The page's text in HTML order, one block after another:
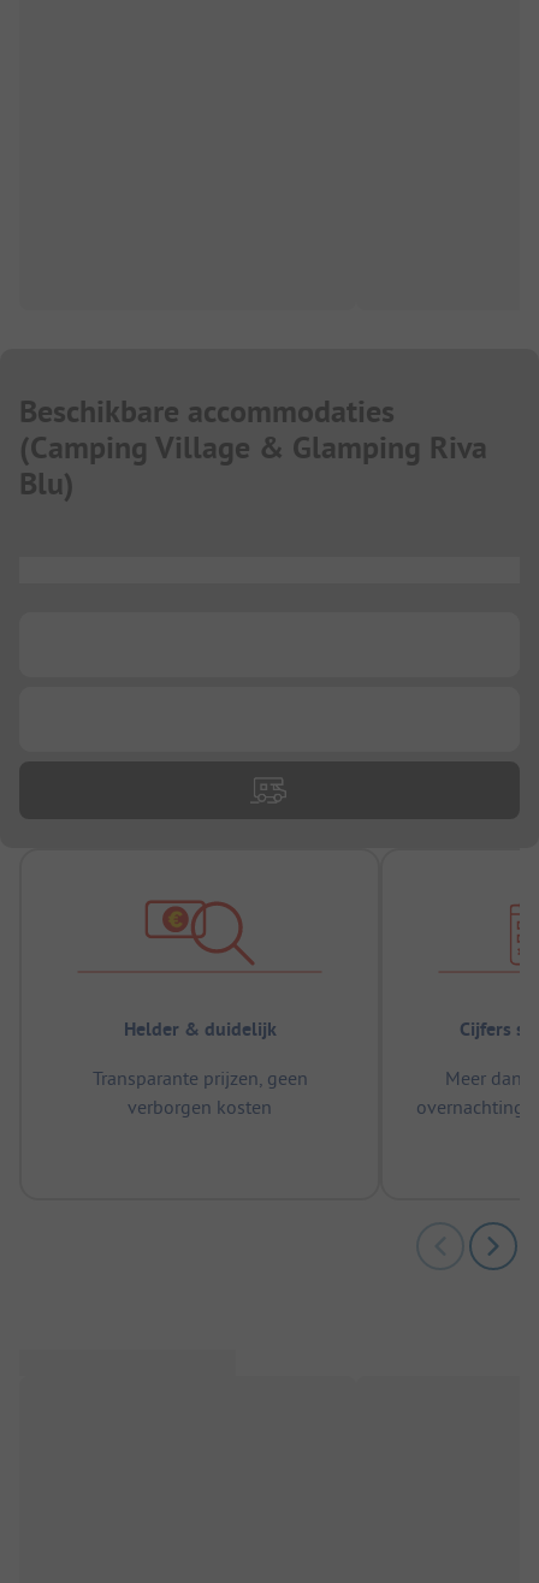
Beschikbare accommodaties
(Camping Village & Glamping Riva
Blu)
Helder & duidelijk
Transparante prijzen, geen
verborgen kosten
Cijfers
Meer dan